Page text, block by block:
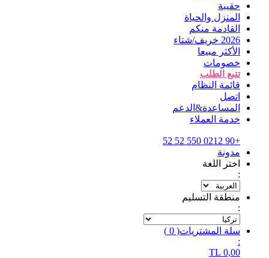
حقيبة
المنزل والحياة
القادمة منكم
2026 خريف/شتاء
الأكثر مبيعا
خصومات
تتبع الطلب
قائمة النظام
اتصل
المساعدة&الدعم
خدمة العملاء
+90 0212 550 52 52
مدونة
اختر اللغة
:
منطقة التسليم
:
سلة المشتريات(
0
)
:
0,00